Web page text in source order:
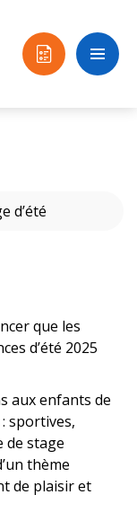
d’été
que les
d’été 2025
aux enfants de
sportives,
de stage
thème
de plaisir et